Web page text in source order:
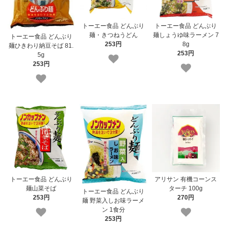
トーエー食品 どんぶり
麺ひきわり納豆そば 81.
5g
253円
トーエー食品 どんぶり
麺・きつねうどん
253円
トーエー食品 どんぶり
麺しょうゆ味ラーメン 7
8g
253円
トーエー食品 どんぶり
麺山菜そば
253円
トーエー食品 どんぶり
麺 野菜入しお味ラーメ
ン 1食分
253円
アリサン 有機コーンス
ターチ 100g
270円